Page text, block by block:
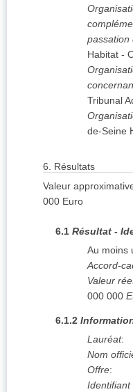
passation
Habitat -
Tribunal
de-Seine
6. Résultats
Valeur
000 Euro
6.1 Résultat -
Au moins
Accord-
Valeur
000 000
6.1.2
Lauréat:
Nom
Offre:
Identifiant